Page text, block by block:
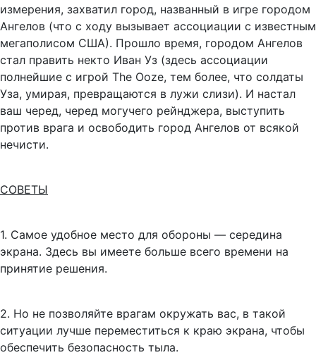
измерения, захватил город, названный в игре городом
Ангелов (что с ходу вызывает ассоциации с известным
мегаполисом США). Прошло время, городом Ангелов
стал править некто Иван Уз (здесь ассоциации
полнейшие с игрой The Ooze, тем более, что солдаты
Уза, умирая, превращаются в лужи слизи). И настал
ваш черед, черед могучего рейнджера, выступить
против врага и освободить город Ангелов от всякой
нечисти.
СОВЕТЫ
1. Самое удобное место для обороны — середина
экрана. Здесь вы имеете больше всего времени на
принятие решения.
2. Но не позволяйте врагам окружать вас, в такой
ситуации лучше переместиться к краю экрана, чтобы
обеспечить безопасность тыла.